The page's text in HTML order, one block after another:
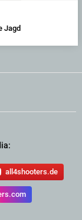
Jagd
all4shooters.de